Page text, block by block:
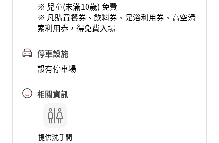
※ 兒童(未滿10歲) 免費
※ 凡購買餐券、飲料券、足浴利用券、高空滑
索利用券，得免費入場
停車設施
設有停車場
相關資訊
提供洗手間